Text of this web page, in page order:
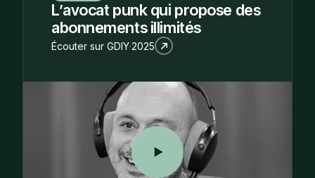
L’avocat punk qui propose des
abonnements illimités
Écouter sur GDIY·2025